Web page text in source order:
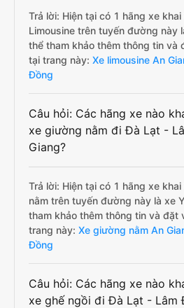
Trả lời: Hiện tại có 1 hãng xe
Limousine trên tuyến đường này
thể tham khảo thêm thông tin và
tại trang này: Xe limousine An
Đồng
Câu hỏi: Các hãng xe nào
xe giường nằm đi Đà Lạt -
Giang?
Trả lời: Hiện tại có 1 hãng xe
nằm trên tuyến đường này là xe
tham khảo thêm thông tin và đặt
trang này: Xe giường nằm An
Đồng
Câu hỏi: Các hãng xe nào
xe ghế ngồi đi Đà Lạt - Lâm